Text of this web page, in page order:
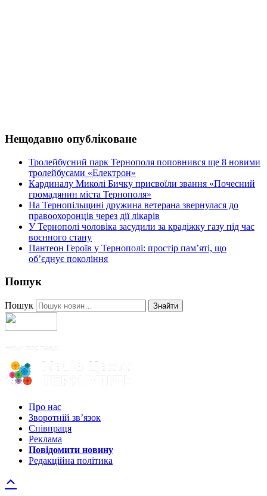
Нещодавно опубліковане
Тролейбусний парк Тернополя поповнився ще 8 новими
тролейбусами «Електрон»
Кардиналу Миколі Бичку присвоїли звання «Почесний
громадянин міста Тернополя»
На Тернопільщині дружина ветерана звернулася до
правоохоронців через дії лікарів
У Тернополі чоловіка засудили за крадіжку газу під час
воєнного стану
Пантеон Героїв у Тернополі: простір пам’яті, що
об’єднує покоління
Пошук
Пошук Знайти
Про нас
Зворотній зв’язок
Співпраця
Реклама
Повідомити новину
Редакційна політика